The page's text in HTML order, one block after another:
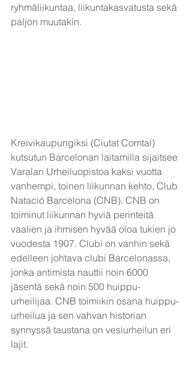
ryhmäliikuntaa, liikuntakasvatusta sekä
paljon muutakin.
Kreivikaupungiksi (Ciutat Comtal)
kutsutun Barcelonan laitamilla sijaitsee
Varalan Urheiluopistoa kaksi vuotta
vanhempi, toinen liikunnan kehto, Club
Natació Barcelona (CNB). CNB on
toiminut liikunnan hyviä perinteitä
vaalien ja ihmisen hyvää oloa tukien jo
vuodesta 1907. Clubi on vanhin sekä
edelleen johtava clubi Barcelonassa,
jonka antimista nauttii noin 6000
jäsentä sekä noin 500 huippu-
urheilijaa. CNB toimiikin osana huippu-
urheilua ja sen vahvan historian
synnyssä taustana on vesiurheilun eri
lajit.